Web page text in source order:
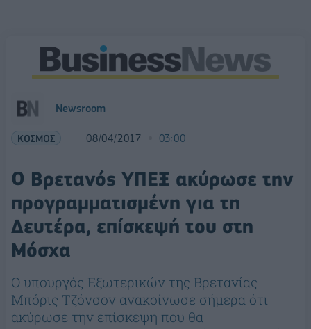
Newsroom
ΚΟΣΜΟΣ 08/04/2017 03:00
Ο Βρετανός ΥΠΕΞ ακύρωσε την
προγραμματισμένη για τη
Δευτέρα, επίσκεψή του στη
Μόσχα
Ο υπουργός Εξωτερικών της Βρετανίας
Μπόρις Τζόνσον ανακοίνωσε σήμερα ότι
ακύρωσε την επίσκεψη που θα